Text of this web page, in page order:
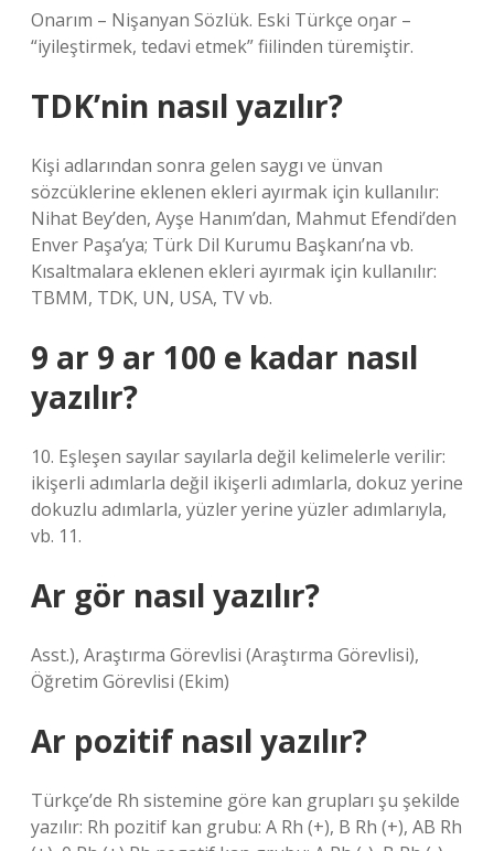
Onarım – Nişanyan Sözlük. Eski Türkçe oŋar –
“iyileştirmek, tedavi etmek” fiilinden türemiştir.
TDK’nin nasıl yazılır?
Kişi adlarından sonra gelen saygı ve ünvan
sözcüklerine eklenen ekleri ayırmak için kullanılır:
Nihat Bey’den, Ayşe Hanım’dan, Mahmut Efendi’den
Enver Paşa’ya; Türk Dil Kurumu Başkanı’na vb.
Kısaltmalara eklenen ekleri ayırmak için kullanılır:
TBMM, TDK, UN, USA, TV vb.
9 ar 9 ar 100 e kadar nasıl
yazılır?
10. Eşleşen sayılar sayılarla değil kelimelerle verilir:
ikişerli adımlarla değil ikişerli adımlarla, dokuz yerine
dokuzlu adımlarla, yüzler yerine yüzler adımlarıyla,
vb. 11.
Ar gör nasıl yazılır?
Asst.), Araştırma Görevlisi (Araştırma Görevlisi),
Öğretim Görevlisi (Ekim)
Ar pozitif nasıl yazılır?
Türkçe’de Rh sistemine göre kan grupları şu şekilde
yazılır: Rh pozitif kan grubu: A Rh (+), B Rh (+), AB Rh